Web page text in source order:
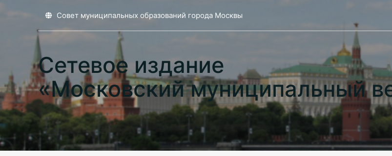
Совет муниципальных образований города Москвы
Сетевое издание
«Московский муниципальный